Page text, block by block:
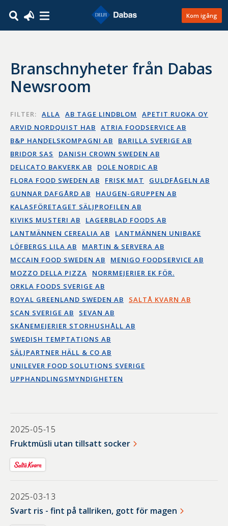
Kom igång
Branschnyheter från Dabas
Newsroom
FILTER: ALLA AB TAGE LINDBLOM
APETIT RUOKA OY
ARVID NORDQUIST HAB
ATRIA FOODSERVICE AB
B&P HANDELSKOMPAGNI AB
BARILLA SVERIGE AB
BRIDOR SAS
DANISH CROWN SWEDEN AB
DELICATO BAKVERK AB
DOLE NORDIC AB
FLORA FOOD SWEDEN AB
FRISK MAT
GULDFÅGELN AB
GUNNAR DAFGÅRD AB
HAUGEN-GRUPPEN AB
KALASFÖRETAGET SÄLJPROFILEN AB
KIVIKS MUSTERI AB
LAGERBLAD FOODS AB
LANTMÄNNEN CEREALIA AB
LANTMÄNNEN UNIBAKE
LÖFBERGS LILA AB
MARTIN & SERVERA AB
MCCAIN FOOD SWEDEN AB
MENIGO FOODSERVICE AB
MOZZO DELLA PIZZA
NORRMEJERIER EK FÖR.
ORKLA FOODS SVERIGE AB
ROYAL GREENLAND SWEDEN AB
SALTÅ KVARN AB
SCAN SVERIGE AB
SEVAN AB
SKÅNEMEJERIER STORHUSHÅLL AB
SWEDISH TEMPTATIONS AB
SÄLJPARTNER HÄLL & CO AB
UNILEVER FOOD SOLUTIONS SVERIGE
UPPHANDLINGSMYNDIGHETEN
2025-05-15
Fruktmüsli utan tillsatt socker
2025-03-13
Svart ris - fint på tallriken, gott för magen